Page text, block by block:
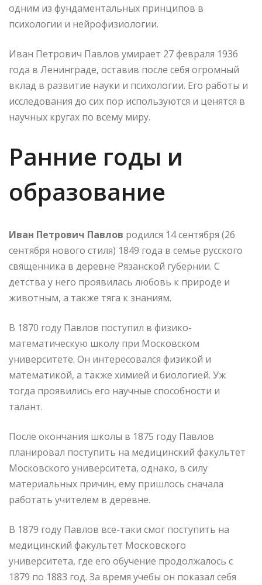
одним из фундаментальных принципов в
психологии и нейрофизиологии.
Иван Петрович Павлов умирает 27 февраля 1936
года в Ленинграде, оставив после себя огромный
вклад в развитие науки и психологии. Его работы и
исследования до сих пор используются и ценятся в
научных кругах по всему миру.
Ранние годы и
образование
Иван Петрович Павлов родился 14 сентября (26
сентября нового стиля) 1849 года в семье русского
священника в деревне Рязанской губернии. С
детства у него проявилась любовь к природе и
животным, а также тяга к знаниям.
В 1870 году Павлов поступил в физико-
математическую школу при Московском
университете. Он интересовался физикой и
математикой, а также химией и биологией. Уж
тогда проявились его научные способности и
талант.
После окончания школы в 1875 году Павлов
планировал поступить на медицинский факультет
Московского университета, однако, в силу
материальных причин, ему пришлось сначала
работать учителем в деревне.
В 1879 году Павлов все-таки смог поступить на
медицинский факультет Московского
университета, где его обучение продолжалось с
1879 по 1883 год. За время учебы он показал себя